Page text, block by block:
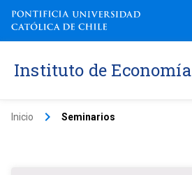
Instituto de Economía
Inicio keyboard_arrow_right Seminarios